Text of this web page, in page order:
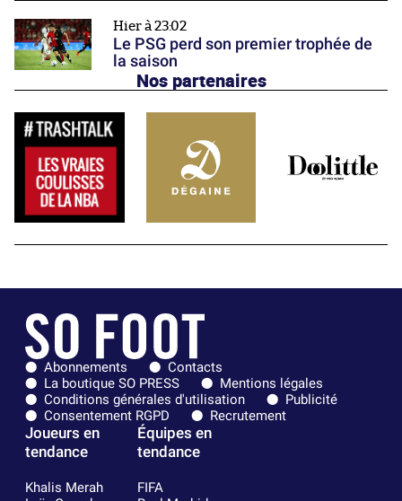
Hier à 23:02
Le PSG perd son premier trophée de
la saison
Nos partenaires
Abonnements
Contacts
La boutique SO PRESS
Mentions légales
Conditions générales d'utilisation
Publicité
Consentement RGPD
Recrutement
Joueurs en
tendance
Khalis Merah
Équipes en
tendance
FIFA